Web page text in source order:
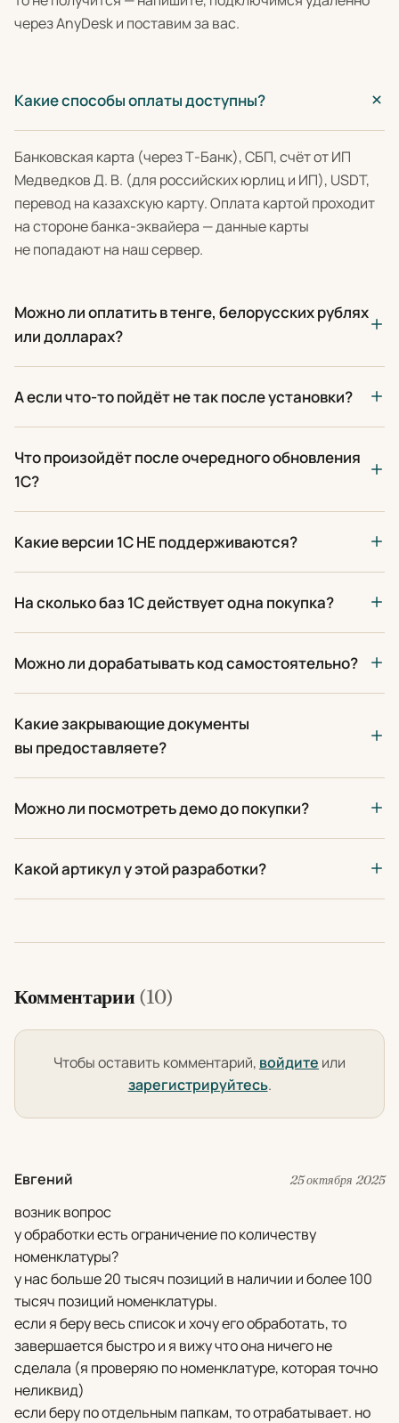
через AnyDesk и поставим за вас.
Какие способы оплаты доступны?
Банковская карта (через Т-Банк), СБП, счёт от ИП
Медведков Д. В. (для российских юрлиц и ИП), USDT,
перевод на казахскую карту. Оплата картой проходит
на стороне банка-эквайера — данные карты
не попадают на наш сервер.
Можно ли оплатить в тенге, белорусских рублях
или долларах?
А если что-то пойдёт не так после установки?
Что произойдёт после очередного обновления
1С?
Какие версии 1С НЕ поддерживаются?
На сколько баз 1С действует одна покупка?
Можно ли дорабатывать код самостоятельно?
Какие закрывающие документы
вы предоставляете?
Можно ли посмотреть демо до покупки?
Какой артикул у этой разработки?
Комментарии (10)
Чтобы оставить комментарий, войдите или
зарегистрируйтесь.
Евгений 25 октября 2025
возник вопрос
у обработки есть ограничение по количеству
номенклатуры?
у нас больше 20 тысяч позиций в наличии и более 100
тысяч позиций номенклатуры.
если я беру весь список и хочу его обработать, то
завершается быстро и я вижу что она ничего не
сделала (я проверяю по номенклатуре, которая точно
неликвид)
если беру по отдельным папкам, то отрабатывает. но